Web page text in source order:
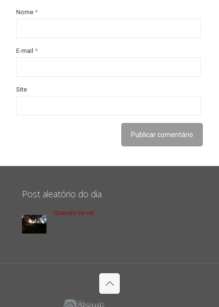
Nome *
E-mail *
Site
Post aleatório do dia
Quando se vai…